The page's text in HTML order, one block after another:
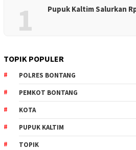
1 Pupuk Kaltim Salurkan
TOPIK POPULER
POLRES BONTANG
PEMKOT BONTANG
KOTA
PUPUK KALTIM
TOPIK